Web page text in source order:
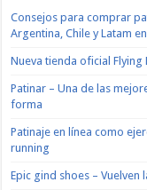
Consejos para comprar
Argentina, Chile y Latam
Nueva tienda oficial Flying
Patinar – Una de las
forma
Patinaje en línea como
running
Epic gind shoes –